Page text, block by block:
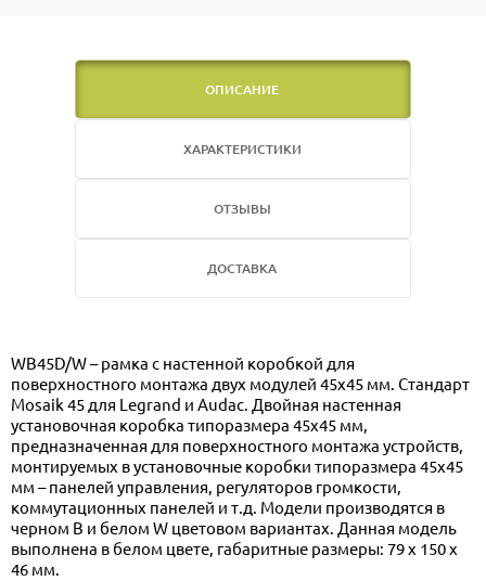
ОПИСАНИЕ
ХАРАКТЕРИСТИКИ
ОТЗЫВЫ
ДОСТАВКА
WB45D/W – рамка с настенной коробкой для
поверхностного монтажа двух модулей 45x45 мм. Стандарт
Mosaik 45 для Legrand и Audac. Двойная настенная
установочная коробка типоразмера 45х45 мм,
предназначенная для поверхностного монтажа устройств,
монтируемых в установочные коробки типоразмера 45х45
мм – панелей управления, регуляторов громкости,
коммутационных панелей и т.д. Модели производятся в
черном B и белом W цветовом вариантах. Данная модель
выполнена в белом цвете, габаритные размеры: 79 x 150 x
46 мм.